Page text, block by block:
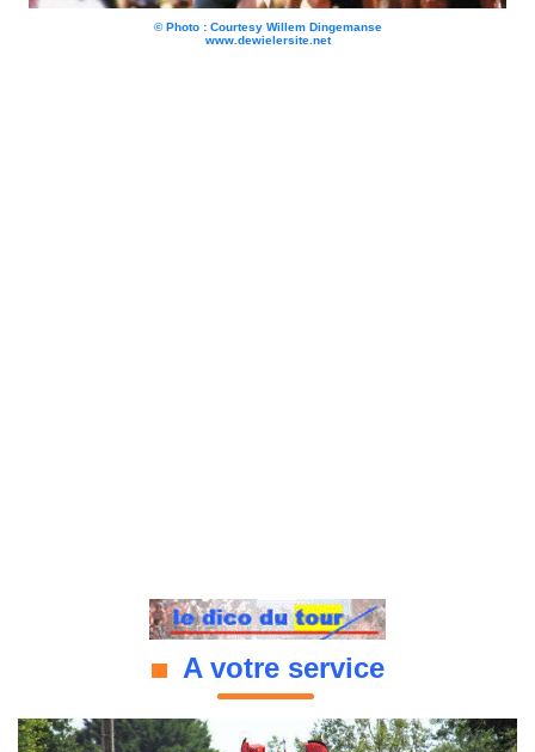
© Photo : Courtesy Willem Dingemanse
www.dewielersite.net
A votre service